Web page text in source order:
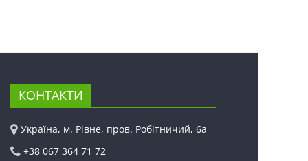
КОНТАКТИ
Україна, м. Рівне, пров. Робітничий, 6а
+38 067 364 71 72